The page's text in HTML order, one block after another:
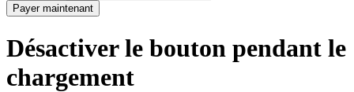
Payer maintenant
Désactiver le bouton pendant le
chargement